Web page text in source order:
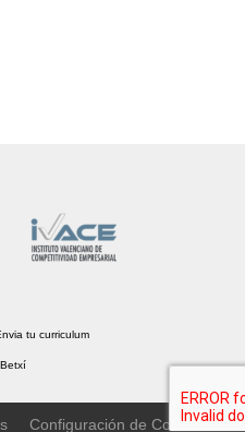
tu curriculum
Configuración de Cookies